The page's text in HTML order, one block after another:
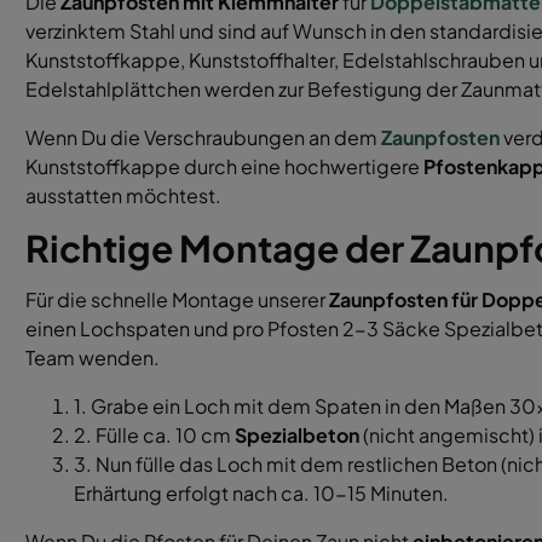
verzinktem Stahl und sind auf Wunsch in den
Kunststoffkappe, Kunststoffhalter, Edelstahlschrauben
Edelstahlplättchen werden zur Befestigung der
Wenn Du die Verschraubungen an demZaunpfosten
Kunststoffkappe durch eine hochwertigere
ausstatten möchtest.
Richtige Montage der
Für die schnelle Montage unsererZaunpfosten für
einen Lochspaten und pro Pfosten 2-3 Säcke
Team wenden.
1. Grabe ein Loch mit dem Spaten in den Maßen
2. Fülle ca. 10 cm Spezialbeton(nicht angemischt)
3. Nun fülle das Loch mit dem restlichen Beton
Erhärtung erfolgt nach ca. 10-15 Minuten.